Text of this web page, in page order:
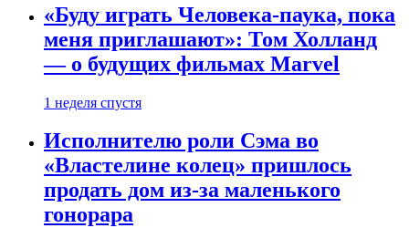
«Буду играть Человека-паука, пока
меня приглашают»: Том Холланд
— о будущих фильмах Marvel
1 неделя спустя
Исполнителю роли Сэма во
«Властелине колец» пришлось
продать дом из-за маленького
гонорара